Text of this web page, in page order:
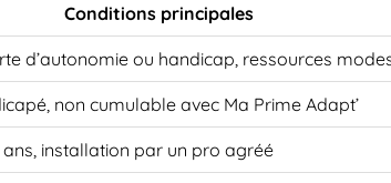
Conditions principales
d’autonomie ou handicap, ressources
non cumulable avec Ma Prime Adapt’
installation par un pro agréé